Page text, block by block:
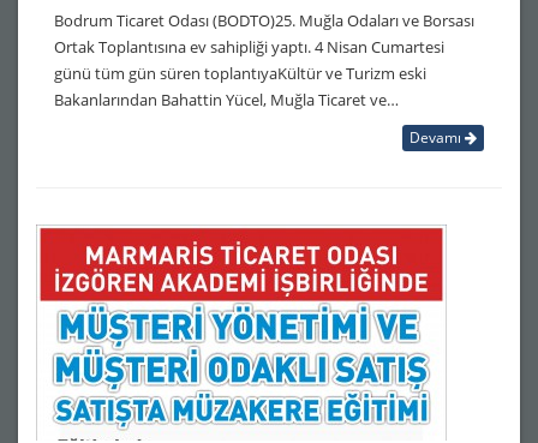
Bodrum Ticaret Odası (BODTO)25. Muğla Odaları ve Borsası
Ortak Toplantısına ev sahipliği yaptı. 4 Nisan Cumartesi
günü tüm gün süren toplantıyaKültür ve Turizm eski
Bakanlarından Bahattin Yücel, Muğla Ticaret ve…
Devamı